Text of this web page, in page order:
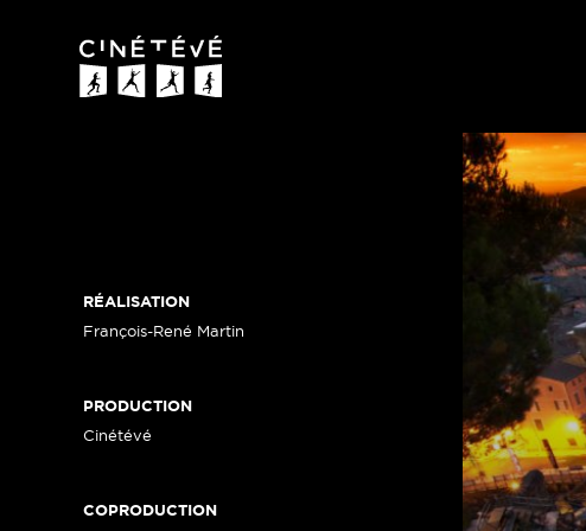
RÉALISATION
François-René Martin
PRODUCTION
Cinétévé
COPRODUCTION